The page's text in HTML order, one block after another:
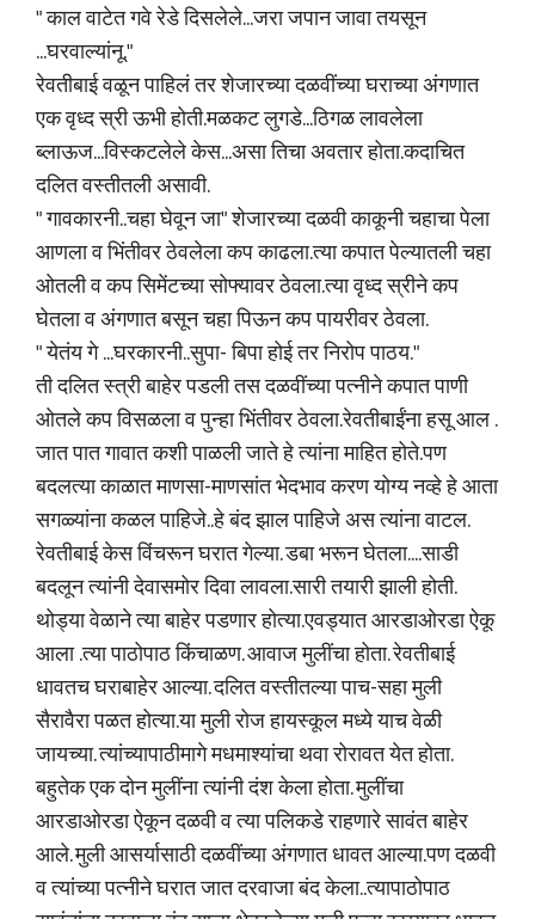
" काल वाटेत गवे रेडे दिसलेले...जरा जपान जावा तयसून
...घरवाल्यांनू."
रेवतीबाई वळून पाहिलं तर शेजारच्या दळवींच्या घराच्या अंगणात
एक वृध्द स्री ऊभी होती.मळकट लुगडे...ठिगळ लावलेला
ब्लाऊज...विस्कटलेले केस...असा तिचा अवतार होता.कदाचित
दलित वस्तीतली असावी.
" गावकारनी..चहा घेवून जा" शेजारच्या दळवी काकूनी चहाचा पेला
आणला व भिंतीवर ठेवलेला कप काढला.त्या कपात पेल्यातली चहा
ओतली व कप सिमेंटच्या सोफ्यावर ठेवला.त्या वृध्द स्रीने कप
घेतला व अंगणात बसून चहा पिऊन कप पायरीवर ठेवला.
" येतंय गे ...घरकारनी..सुपा- बिपा होई तर निरोप पाठय."
ती दलित स्त्री बाहेर पडली तस दळवींच्या पत्नीने कपात पाणी
ओतले कप विसळला व पुन्हा भिंतीवर ठेवला.रेवतीबाईंना हसू आल .
जात पात गावात कशी पाळली जाते हे त्यांना माहित होते.पण
बदलत्या काळात माणसा-माणसांत भेदभाव करण योग्य नव्हे हे आता
सगळ्यांना कळल पाहिजे..हे बंद झाल पाहिजे अस त्यांना वाटल.
रेवतीबाई केस विंचरून घरात गेल्या. डबा भरून घेतला....साडी
बदलून त्यांनी देवासमोर दिवा लावला.सारी तयारी झाली होती.
थोड्या वेळाने त्या बाहेर पडणार होत्या.एवड्यात आरडाओरडा ऐकू
आला .त्या पाठोपाठ किंचाळण. आवाज मुलींचा होता. रेवतीबाई
धावतच घराबाहेर आल्या. दलित वस्तीतल्या पाच-सहा मुली
सैरावैरा पळत होत्या.या मुली रोज हायस्कूल मध्ये याच वेळी
जायच्या. त्यांच्यापाठीमागे मधमाश्यांचा थवा रोरावत येत होता.
बहुतेक एक दोन मुलींना त्यांनी दंश केला होता. मुलींचा
आरडाओरडा ऐकून दळवी व त्या पलिकडे राहणारे सावंत बाहेर
आले. मुली आसर्यासाठी दळवींच्या अंगणात धावत आल्या.पण दळवी
व त्यांच्या पत्नीने घरात जात दरवाजा बंद केला..त्यापाठोपाठ